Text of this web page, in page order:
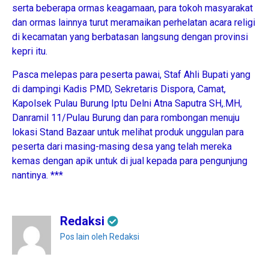
serta beberapa ormas keagamaan, para tokoh masyarakat
dan ormas lainnya turut meramaikan perhelatan acara religi
di kecamatan yang berbatasan langsung dengan provinsi
kepri itu.
Pasca melepas para peserta pawai, Staf Ahli Bupati yang
di dampingi Kadis PMD, Sekretaris Dispora, Camat,
Kapolsek Pulau Burung Iptu Delni Atna Saputra SH,.MH,
Danramil 11/Pulau Burung dan para rombongan menuju
lokasi Stand Bazaar untuk melihat produk unggulan para
peserta dari masing-masing desa yang telah mereka
kemas dengan apik untuk di jual kepada para pengunjung
nantinya. ***
Redaksi
Pos lain oleh Redaksi